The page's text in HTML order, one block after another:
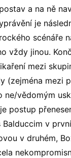
a na ně
je
scénáře
vždy jinou.
mezi
(zejména mezi
ne/vědomým
postup
v
v druhém,